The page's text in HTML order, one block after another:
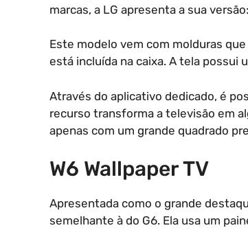
marcas, a LG apresenta a sua
Este modelo vem com molduras
está incluída na caixa. A tela possui
Através do aplicativo dedicado, é
recurso transforma a televisão em
apenas com um grande quadrado
W6 Wallpaper TV
Apresentada como o grande
semelhante à do G6. Ela usa um